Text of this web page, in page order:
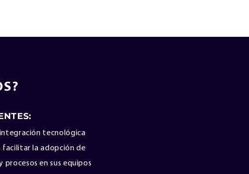
tecnológica
facilitar la adopción de
procesos en sus equipos